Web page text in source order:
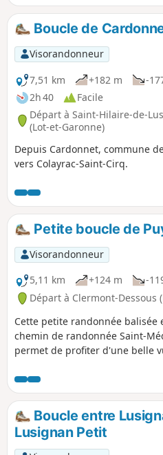
Boucle de
Visorandonneur
7,51 km
+182 m
-
2h 40
Facile
Départ à Saint-Hilaire-de-
(Lot-et-Garonne)
Depuis Cardonnet, commune
vers Colayrac-Saint-Cirq.
Petite boucle de
Visorandonneur
5,11 km
+124 m -
Départ à Clermont-Dessous
Cette petite randonnée balisée
chemin de randonnée Saint-
permet de profiter d'une belle
curiosité (mémorial suite à un
des chemins très calmes. Peut
enfants.Boucle entre
Lusignan Petit